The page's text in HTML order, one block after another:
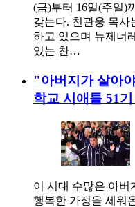
(금)부터 16일(주일)
갖는다. 천관웅 목사
하고 있으며 뉴제너
있는 찬…
"아버지가 살아
학교 시애틀 51
이 시대 수많은 아버
행복한 가정을 세워